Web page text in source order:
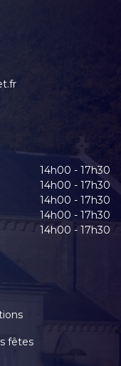
14h00 - 17h30
14h00 - 17h30
14h00 - 17h30
14h00 - 17h30
14h00 - 17h30
fêtes